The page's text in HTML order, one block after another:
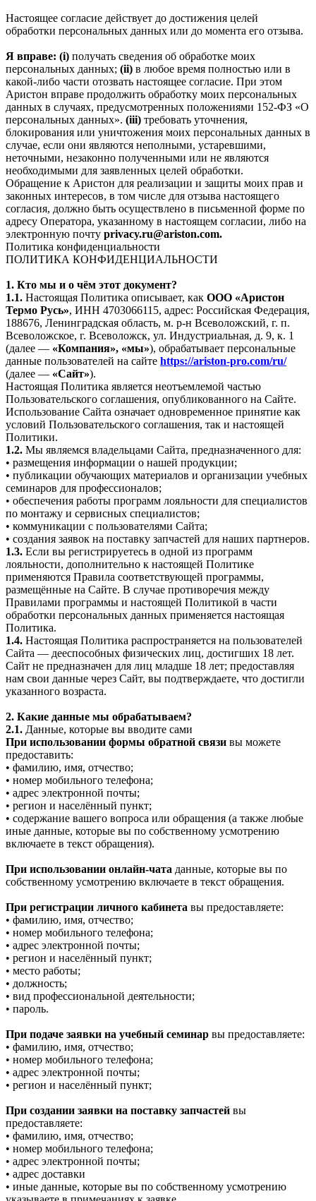
Настоящее согласие действует до достижения целей
обработки персональных данных или до момента его отзыва.
Я вправе: (i) получать сведения об обработке моих
персональных данных; (ii) в любое время полностью или в
какой-либо части отозвать настоящее согласие. При этом
Аристон вправе продолжить обработку моих персональных
данных в случаях, предусмотренных положениями 152-ФЗ «О
персональных данных». (iii) требовать уточнения,
блокирования или уничтожения моих персональных данных в
случае, если они являются неполными, устаревшими,
неточными, незаконно полученными или не являются
необходимыми для заявленных целей обработки.
Обращение к Аристон для реализации и защиты моих прав и
законных интересов, в том числе для отзыва настоящего
согласия, должно быть осуществлено в письменной форме по
адресу Оператора, указанному в настоящем согласии, либо на
электронную почту privacy.ru@ariston.com.
Политика конфиденциальности
ПОЛИТИКА КОНФИДЕНЦИАЛЬНОСТИ
1. Кто мы и о чём этот документ?
1.1. Настоящая Политика описывает, как ООО «Аристон
Термо Русь», ИНН 4703066115, адрес: Российская Федерация,
188676, Ленинградская область, м. р-н Всеволожский, г. п.
Всеволожское, г. Всеволожск, ул. Индустриальная, д. 9, к. 1
(далее — «Компания», «мы»), обрабатывает персональные
данные пользователей на сайте https://ariston-pro.com/ru/
(далее — «Сайт»).
Настоящая Политика является неотъемлемой частью
Пользовательского соглашения, опубликованного на Сайте.
Использование Сайта означает одновременное принятие как
условий Пользовательского соглашения, так и настоящей
Политики.
1.2. Мы являемся владельцами Сайта, предназначенного для:
• размещения информации о нашей продукции;
• публикации обучающих материалов и организации учебных
семинаров для профессионалов;
• обеспечения работы программ лояльности для специалистов
по монтажу и сервисных специалистов;
• коммуникации с пользователями Сайта;
• создания заявок на поставку запчастей для наших партнеров.
1.3. Если вы регистрируетесь в одной из программ
лояльности, дополнительно к настоящей Политике
применяются Правила соответствующей программы,
размещённые на Сайте. В случае противоречия между
Правилами программы и настоящей Политикой в части
обработки персональных данных применяется настоящая
Политика.
1.4. Настоящая Политика распространяется на пользователей
Сайта — дееспособных физических лиц, достигших 18 лет.
Сайт не предназначен для лиц младше 18 лет; предоставляя
нам свои данные через Сайт, вы подтверждаете, что достигли
указанного возраста.
2. Какие данные мы обрабатываем?
2.1. Данные, которые вы вводите сами
При использовании формы обратной связи вы можете
предоставить:
• фамилию, имя, отчество;
• номер мобильного телефона;
• адрес электронной почты;
• регион и населённый пункт;
• содержание вашего вопроса или обращения (а также любые
иные данные, которые вы по собственному усмотрению
включаете в текст обращения).
При использовании онлайн-чата данные, которые вы по
собственному усмотрению включаете в текст обращения.
При регистрации личного кабинета вы предоставляете:
• фамилию, имя, отчество;
• номер мобильного телефона;
• адрес электронной почты;
• регион и населённый пункт;
• место работы;
• должность;
• вид профессиональной деятельности;
• пароль.
При подаче заявки на учебный семинар вы предоставляете:
• фамилию, имя, отчество;
• номер мобильного телефона;
• адрес электронной почты;
• регион и населённый пункт;
При создании заявки на поставку запчастей вы
предоставляете:
• фамилию, имя, отчество;
• номер мобильного телефона;
• адрес электронной почты;
• адрес доставки
• иные данные, которые вы по собственному усмотрению